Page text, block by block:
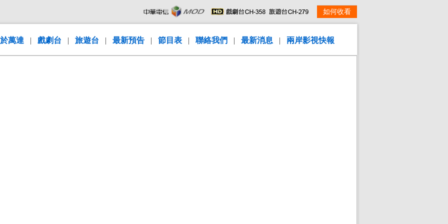
如何收看
萬達 | 戲劇台 | 旅遊台 | 最新預告 | 節目表 | 聯絡我們 | 最新消息 | 兩岸影視快報